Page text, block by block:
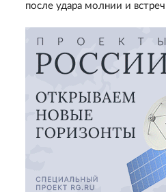
после удара молнии и